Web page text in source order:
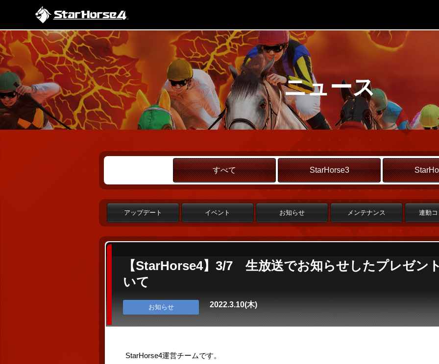
ニュース
すべて StarHorse3
アップデート イベント お知らせ メンテナンス 連動
【StarHorse4】3/7 生放送でお知らせしたプレゼン
いて
お知らせ 2022.3.10(木)
StarHorse4運営チームです。